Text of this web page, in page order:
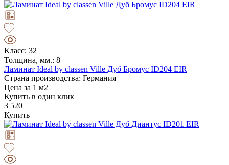
Класс: 32
Толщина, мм.: 8
Ламинат Ideal by classen Ville Дуб Бромус ID204 EIR
Страна производства: Германия
Цена за 1 м2
Купить в один клик
3 520
Купить